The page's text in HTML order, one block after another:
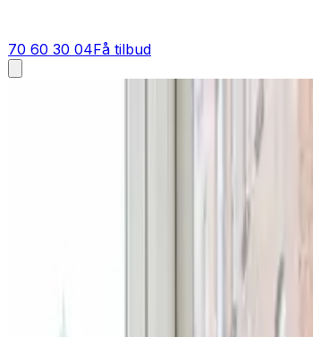
70 60 30 04Få tilbud
Indhent et skarpt tilbud på ventilation i